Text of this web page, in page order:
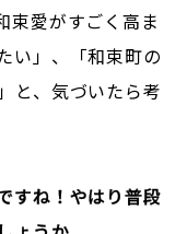
束愛がすごく高ま
い」、「和束町の
と、気づいたら考
すね！やはり普段